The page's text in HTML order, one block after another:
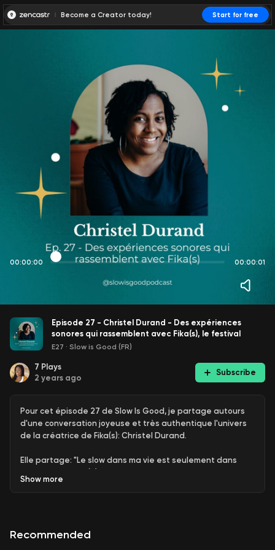
Become a Creator today! Start for free
00:00:00 00:00:01
Episode 27 - Christel Durand - Des expériences
sonores qui rassemblent avec Fika(s), le festival
E27 · Slow is Good (FR)
7 Plays
2 years ago
Subscribe
Pour cet épisode 27 de Slow Is Good, je partage autours
d'une conversation joyeuse et très authentique l'univers
de la créatrice de Fika(s): Christel Durand.
Elle partage: "Le slow dans ma vie est seulement dans
intimes et précieux où les gens prennent le temps de
remédier à cela."
Show more
Recommended